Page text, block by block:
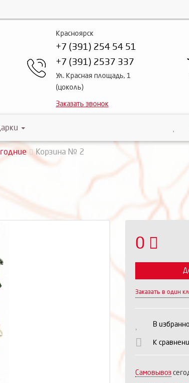
Красноярск
+7 (391) 254 54 51
+7 (391) 2537 337
Ул. Красная площадь, 1
(цоколь)
Заказать звонок
Корзина № 2
0
Заказать в один
В
К
Самовывоз